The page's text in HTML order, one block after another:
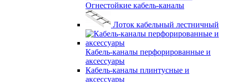
Огнестойкие кабель-каналы
Лоток кабельный лестничный
Кабель-каналы перфорированные и
аксессуары
Кабель-каналы плинтусные и
аксессуары